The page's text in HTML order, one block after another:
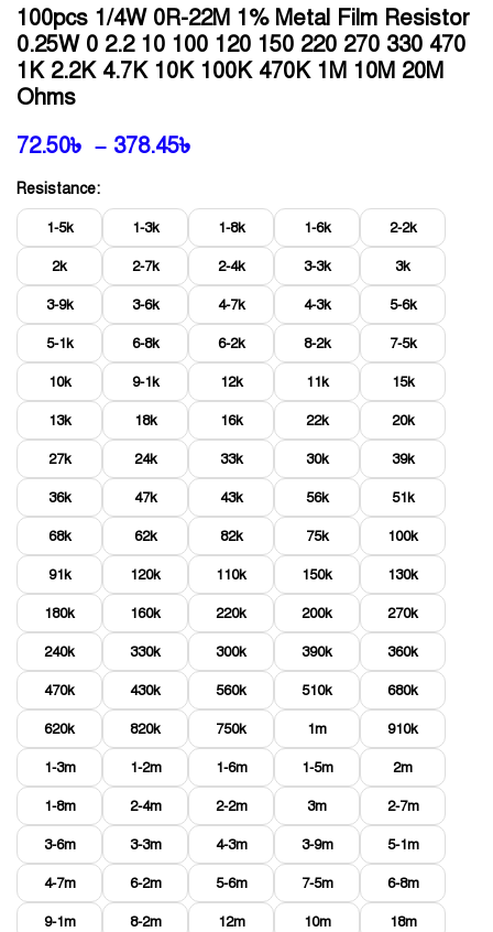
100pcs 1/4W 0R-22M 1% Metal Film Resistor
0.25W 0 2.2 10 100 120 150 220 270 330 470
1K 2.2K 4.7K 10K 100K 470K 1M 10M 20M
Ohms
72.50৳ – 378.45৳
Resistance:
1-5k 1-3k 1-8k 1-6k 2-2k
2k 2-7k 2-4k 3-3k 3k
3-9k 3-6k 4-7k 4-3k 5-6k
5-1k 6-8k 6-2k 8-2k 7-5k
10k 9-1k 12k 11k 15k
13k 18k 16k 22k 20k
27k 24k 33k 30k 39k
36k 47k 43k 56k 51k
68k 62k 82k 75k 100k
91k 120k 110k 150k 130k
180k 160k 220k 200k 270k
240k 330k 300k 390k 360k
470k 430k 560k 510k 680k
620k 820k 750k 1m 910k
1-3m 1-2m 1-6m 1-5m 2m
1-8m 2-4m 2-2m 3m 2-7m
3-6m 3-3m 4-3m 3-9m 5-1m
4-7m 6-2m 5-6m 7-5m 6-8m
9-1m 8-2m 12m 10m 18m